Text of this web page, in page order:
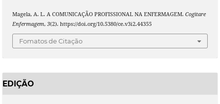
Magela, A. L. A COMUNICAÇÃO PROFISSIONAL NA ENFERMAGEM. Cogitare
Enfermagem, 3(2). https://doi.org/10.5380/ce.v3i2.44355
Fomatos de Citação
EDIÇÃO